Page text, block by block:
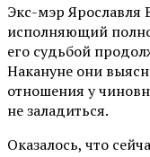
Экс-мэр Ярославля
исполняющий
его судьбой
Накануне они
отношения у
не заладиться.
Оказалось, что